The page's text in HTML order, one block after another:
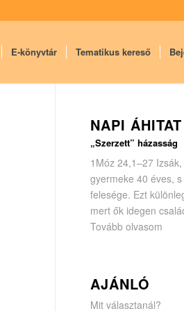
E-könyvtár Tematikus kereső
NAPI ÁHITAT
„Szerzett” házasság
1Móz 24,1–27
gyermeke 40 éves,
felesége. Ezt
mert ők idegen
Tovább olvasom
AJÁNLÓ
Mit választanál?